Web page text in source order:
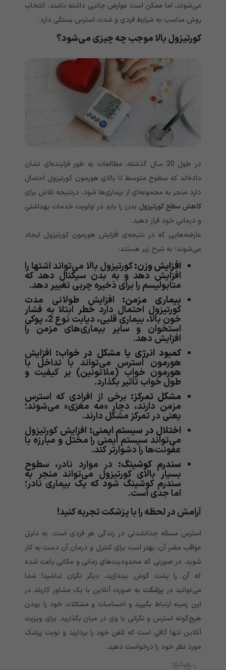
می‌شوند، اما ممکن است عوارض جانبی داشته باشند. انتخاب
روش مناسب به شرایط فردی و شدت استرس بستگی دارد.
کورتیزول بالا موجب چه چیزی می‌شود؟
در طول 20 سال گذشته، مطالعات به طور فزاینده‌ای نشان
داده‌اند که سطوح متوسط تا بالای هورمون کورتیزول احتمال
دارد منجر به مجموعه‌ای از بیماری‌ها شود. درنتیجه تلاش برای
کاهش سطح کورتیزول بدن را باید در اولویت خدمات بهداشتی
و درمانی خود قرار دهید.
عارضه‌هایی که در نتیجه‌ی افزایش هورمون کورتیزول ایجاد
می‌شوند؛ به شرح زیر هستند:
افزایش وزن:کورتیزول بالا می‌تواند اشتها را
افزایش دهد و به بدن سیگنال دهد که
متابولیسم را برای ذخیره چربی تغییر دهد.
بیماری مزمن: افزایش طولانی مدت
کورتیزول احتمال دارد خطر ابتلا به فشار
خون بالا، بیماری قلبی، دیابت نوع 2، پوکی
استخوان و سایر بیماری‌های مزمن را
افزایش دهد.
کمبود انرژی یا مشکل در خواب: افزایش
هورمون استرس می‌تواند با تداخل با
هورمون‌ خواب (ملاتونین) بر کیفیت و
طول خواب تأثیر بگذارد.
مشکل تمرکز: برخی از افرادی که استرس
مزمن دارند، دچار «مه مغزی» می‌شوند؛
یعنی در تمرکز مشکل دارند.
اختلال در سیستم ایمنی: افزایش کورتیزول
می‌تواند سیستم ایمنی را مختل و مبارزه با
عفونت‌ها را دشوارتر کند.
سندرم کوشینگ: در موارد نادر، سطوح
بسیار بالای کورتیزول می‌تواند منجر به
سندرم کوشینگ شود که یک بیماری نادر؛
اما جدی است.
آرامش در لحظه را با پزشکت تجربه کنید!
استرس مسئله جدانشدنی در زندگی هر فردی است. به دلیل
عواقب مضر آن، بهتر است برای کنترل و درمان آن دست به کار
شوید. در صورتی که محدودیت‌های زمانی و مکانی باعث شده
که آن را پشت گوش بیندازید، دیگر نگران نباشید! شما
می‌توانید در پزشکت به صورت آنلاین با یک مشاور کاربلد در
این زمینه ارتباط بگیرید و احساسات و مشکلات خود را بودن
هیچ‌گونه استرس و نگرانی با وی در میان بگذارید. برای ویزیت
آنلاین تنها کافی است که تلفن خود را بردارید و نوبت پزشک
مورد نظر خود را درخواست دهید.
منابع: